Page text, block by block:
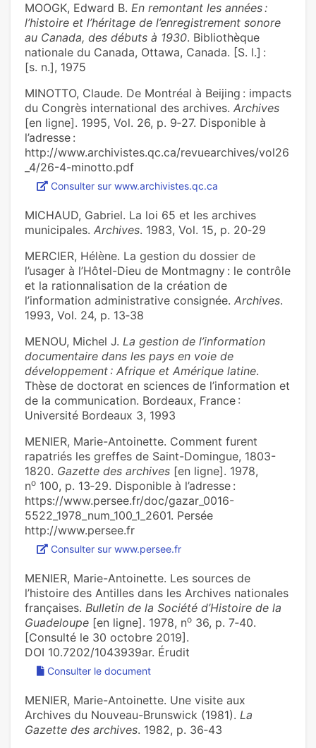
MOOGK, Edward B. En remontant les années :
l’histoire et l’héritage de l’enregistrement sonore
au Canada, des débuts à 1930. Bibliothèque
nationale du Canada, Ottawa, Canada. [S. l.] :
[s. n.], 1975
MINOTTO, Claude. De Montréal à Beijing : impacts
du Congrès international des archives. Archives
[en ligne]. 1995, Vol. 26, p. 9‑27. Disponible à
l’adresse :
http://www.archivistes.qc.ca/revuearchives/vol26
_4/26-4-minotto.pdf
Consulter sur www.archivistes.qc.ca
MICHAUD, Gabriel. La loi 65 et les archives
municipales. Archives. 1983, Vol. 15, p. 20‑29
MERCIER, Hélène. La gestion du dossier de
l’usager à l’Hôtel-Dieu de Montmagny : le contrôle
et la rationnalisation de la création de
l’information administrative consignée. Archives.
1993, Vol. 24, p. 13‑38
MENOU, Michel J. La gestion de l’information
documentaire dans les pays en voie de
développement : Afrique et Amérique latine.
Thèse de doctorat en sciences de l’information et
de la communication. Bordeaux, France :
Université Bordeaux 3, 1993
MENIER, Marie-Antoinette. Comment furent
rapatriés les greffes de Saint-Domingue, 1803-
1820. Gazette des archives [en ligne]. 1978,
no 100, p. 13‑29. Disponible à l’adresse :
https://www.persee.fr/doc/gazar_0016-
5522_1978_num_100_1_2601. Persée
http://www.persee.fr
Consulter sur www.persee.fr
MENIER, Marie-Antoinette. Les sources de
l’histoire des Antilles dans les Archives nationales
françaises. Bulletin de la Société d’Histoire de la
Guadeloupe [en ligne]. 1978, no 36, p. 7‑40.
[Consulté le 30 octobre 2019].
DOI 10.7202/1043939ar. Érudit
Consulter le document
MENIER, Marie-Antoinette. Une visite aux
Archives du Nouveau-Brunswick (1981). La
Gazette des archives. 1982, p. 36‑43